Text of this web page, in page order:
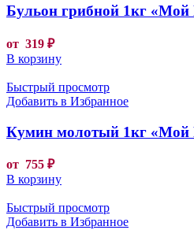
Бульон грибной 1кг «Мой
от 319 ₽
В корзину
Быстрый просмотр
Добавить в Избранное
Кумин молотый 1кг «Мой
от 755 ₽
В корзину
Быстрый просмотр
Добавить в Избранное